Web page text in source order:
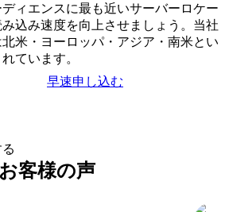
ィエンスに最も近いサーバーロケー
込み速度を向上させましょう。当社
米・ヨーロッパ・アジア・南米とい
ています。
早速申し込む
お客様の声